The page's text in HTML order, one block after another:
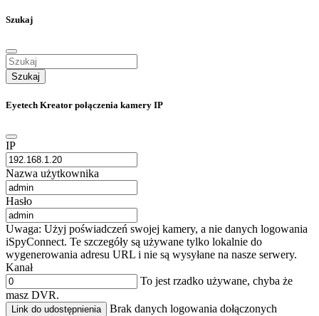
Szukaj
Szukaj
Eyetech Kreator połączenia kamery IP
IP
Nazwa użytkownika
Hasło
Uwaga: Użyj poświadczeń swojej kamery, a nie danych logowania
iSpyConnect. Te szczegóły są używane tylko lokalnie do
wygenerowania adresu URL i nie są wysyłane na nasze serwery.
Kanał
To jest rzadko używane, chyba że
masz DVR.
Link do udostępnienia Brak danych logowania dołączonych